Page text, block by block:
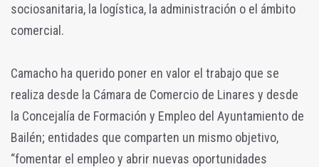
sociosanitaria, la logística, la administración o el ámbito
comercial.
Camacho ha querido poner en valor el trabajo que se
realiza desde la Cámara de Comercio de Linares y desde
la Concejalía de Formación y Empleo del Ayuntamiento de
Bailén; entidades que comparten un mismo objetivo,
“fomentar el empleo y abrir nuevas oportunidades